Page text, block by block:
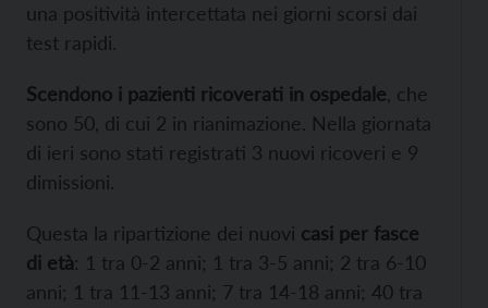
una positività intercettata nei giorni scorsi dai
test rapidi.
Scendono i pazienti ricoverati in ospedale, che
sono 50, di cui 2 in rianimazione. Nella giornata
di ieri sono stati registrati 3 nuovi ricoveri e 9
dimissioni.
Questa la ripartizione dei nuovi casi per fasce
di età: 1 tra 0-2 anni; 1 tra 3-5 anni; 2 tra 6-10
anni; 1 tra 11-13 anni; 7 tra 14-18 anni; 40 tra